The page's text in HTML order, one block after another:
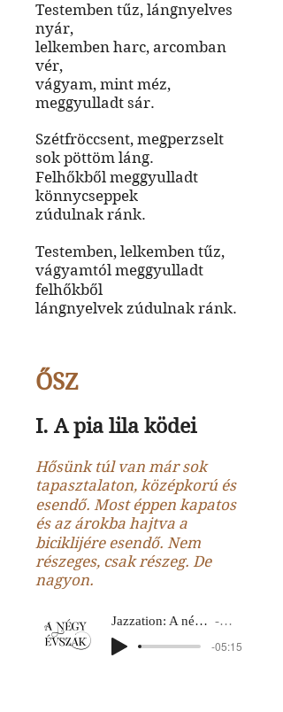
Testemben tűz, lángnyelves
nyár,
lelkemben harc, arcomban
vér,
vágyam, mint méz,
meggyulladt sár.
Szétfröccsent, megperzselt
sok pöttöm láng.
Felhőkből meggyulladt
könnycseppek
zúdulnak ránk.
Testemben, lelkemben tűz,
vágyamtól meggyulladt
felhőkből
lángnyelvek zúdulnak ránk.
ŐSZ
I. A pia lila ködei
Hősünk túl van már sok
tapasztalaton, középkorú és
esendő. Most éppen kapatos
és az árokba hajtva a
biciklijére esendő. Nem
részeges, csak részeg. De
nagyon.
Jazzation: A négy évszak Ősz 1
-05:15